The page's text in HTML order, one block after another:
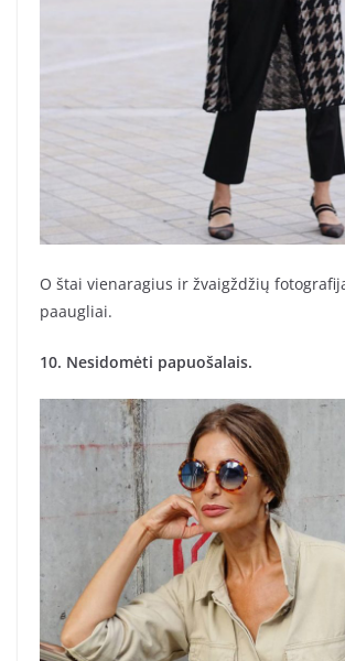
O štai vienaragius ir žvaigždžių
paaugliai.
10. Nesidomėti papuošalais.